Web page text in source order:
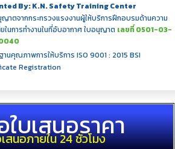
By:K.N. Safety Training Center
าตจากกระทรวงแรงงานผู้ให้บริการฝึกอบรมด้านความ
นการทำงานในที่อับอากาศ ใบอนุญาต เลขที่ 0501-03-
านคุณภาพการให้บริการ ISO 9001 : 2015 BSI
Registration
บเสนอราคา
สนอภายใน 24 ชั่วโมง